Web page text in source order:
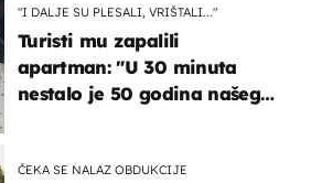
"I DALJE SU PLESALI, VRIŠTALI..."
Turisti mu zapalili
apartman: "U 30 minuta
nestalo je 50 godina našeg
ČEKA SE NALAZ OBDUKCIJE